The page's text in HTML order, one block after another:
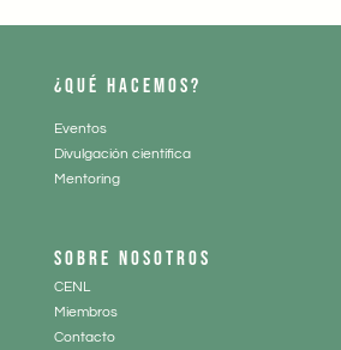
¿QUÉ HACEMOS?
Eventos
Divulgación científica
Mentoring
SOBRE NOSOTROS
CENL
Miembros
Contacto